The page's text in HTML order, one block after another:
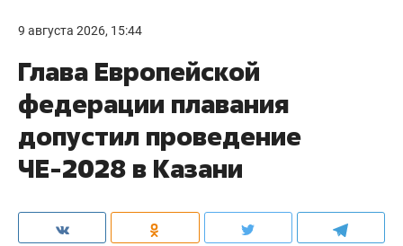
9 августа 2026, 15:44
Глава Европейской
федерации плавания
допустил проведение
ЧЕ-2028 в Казани